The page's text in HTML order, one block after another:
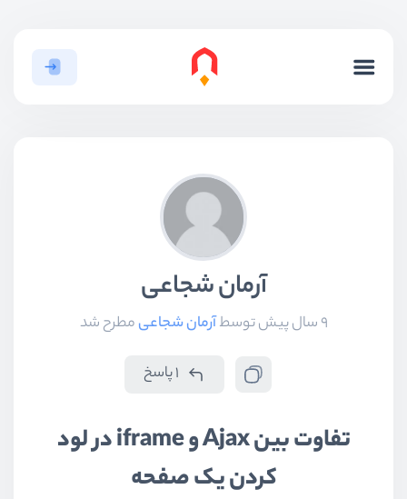
آرمان شجاعی
9 سال پیش توسطآرمان شجاعیمطرح شد
1 پاسخ
تفاوت بین Ajax و iframe در لود
کردن یک صفحه